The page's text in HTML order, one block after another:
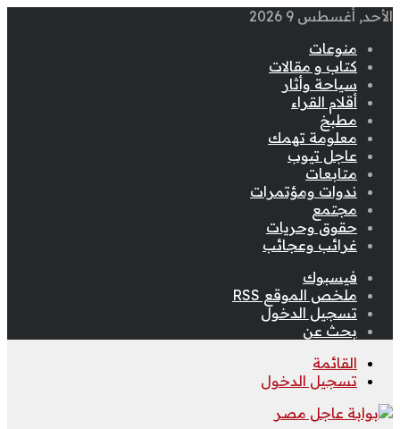
الأحد, أغسطس 9 2026
منوعات
كتاب و مقالات
سياحة وأثار
أقلام القراء
مطبخ
معلومة تهمك
عاجل تيوب
متابعات
ندوات ومؤتمرات
مجتمع
حقوق وحريات
غرائب وعجائب
فيسبوك
ملخص الموقع RSS
تسجيل الدخول
بحث عن
القائمة
تسجيل الدخول